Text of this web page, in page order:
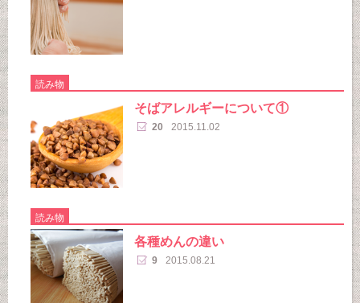
読み物
そばアレルギーについて①
20 2015.11.02
読み物
各種めんの違い
9 2015.08.21